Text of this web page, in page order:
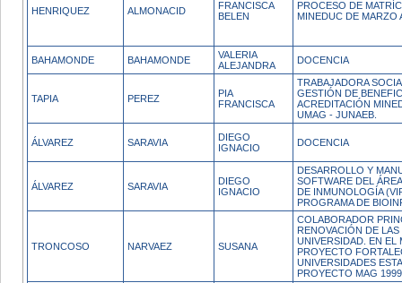
HENRIQUEZ ALMONACID
FRANCISCA
BELEN
PROCESO DE
MINEDUC DE MARZO
BAHAMONDE BAHAMONDE
VALERIA
ALEJANDRA
DOCENCIA
TAPIA PEREZ
PIA
FRANCISCA
TRABAJADORA
GESTIÓN DE
ACREDITACIÓN
UMAG - JUNAEB.
ÁLVAREZ SARAVIA
DIEGO
IGNACIO
DOCENCIA
ÁLVAREZ SARAVIA
DIEGO
IGNACIO
DESARROLLO Y
SOFTWARE DEL
DE INMUNOLOGÍA
PROGRAMA DE
TRONCOSO NARVAEZ SUSANA
COLABORADOR
RENOVACIÓN DE
UNIVERSIDAD. EN EL
PROYECTO
UNIVERSIDADES
PROYECTO MAG